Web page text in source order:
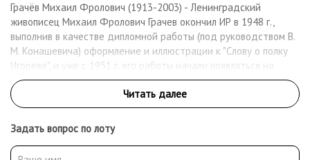
Грачёв Михаил Фролович (1913-2003) - Ленинградский
живописец Михаил Фролович Грачев окончил ИР в 1948 г.,
выполнив в качестве дипломной работы (под руководством В.
М. Конашевича) оформление и иллюстрации к "Слову о полку
Игореве", и уже с 1951 г. его работы начали появляться на
ленинградских выставках. По окончании работы над
дипломным произведением Грачев продолжил развивать в
своем творчестве тему вышеупомянутого литературного
памятника, создав серию работ в технике гуашью "Слово о
полку Игореве" (1949-50 гг.). Перечисляя живописные
произведения художника, необходимо назвать также "Штурм
Задать вопрос по лоту